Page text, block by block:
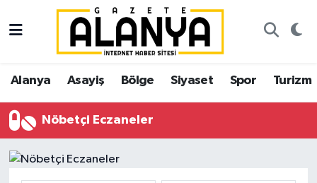
Alanya Asayiş Bölge Siyaset Spor Turizm
Nöbetçi Eczaneler
Alanya
Asayiş
Bölge
Siyaset
İstanbul Nöbetçi Eczaneler
İstanbul Hava Durumu
İstanbul Trafik Yoğunluk Haritası
Süper Lig Puan Durumu ve Fikstür